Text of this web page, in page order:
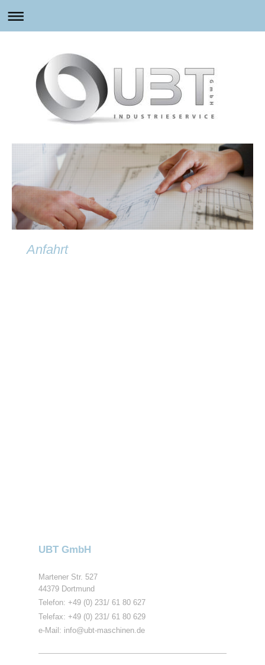
Anfahrt
UBT GmbH
Martener Str. 527
44379 Dortmund
Telefon: +49 (0) 231/ 61 80 627
Telefax: +49 (0) 231/ 61 80 629
e-Mail: info@ubt-maschinen.de